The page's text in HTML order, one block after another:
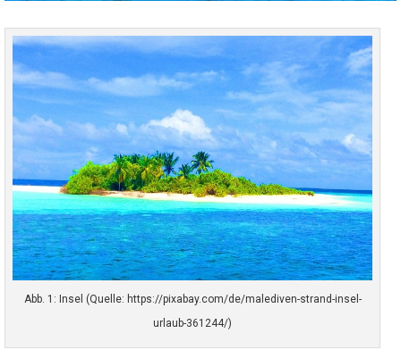
Abb. 1: Insel (Quelle: https://pixabay.com/de/malediven-strand-insel-
urlaub-361244/)